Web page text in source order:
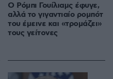
Ο Ρόμπι Γουίλιαμς έφυγε,
αλλά το γιγαντιαίο ρομπότ
του έμεινε και «τρομάζει»
τους γείτονες